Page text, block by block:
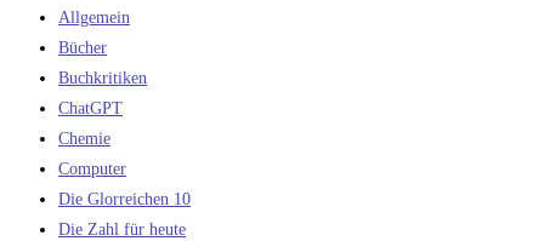
Allgemein
Bücher
Buchkritiken
ChatGPT
Chemie
Computer
Die Glorreichen 10
Die Zahl für heute